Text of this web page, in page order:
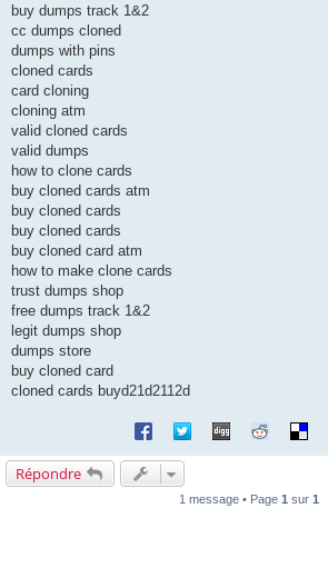
buy dumps track 1&2
cc dumps cloned
dumps with pins
cloned cards
card cloning
cloning atm
valid cloned cards
valid dumps
how to clone cards
buy cloned cards atm
buy cloned cards
buy cloned cards
buy cloned card atm
how to make clone cards
trust dumps shop
free dumps track 1&2
legit dumps shop
dumps store
buy cloned card
cloned cards buyd21d2112d
Répondre
1 message • Page 1 sur 1